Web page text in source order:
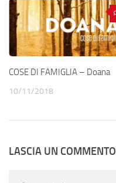
COSE DI FAMIGLIA – Doana
10/11/2018
LASCIA UN COMMENTO